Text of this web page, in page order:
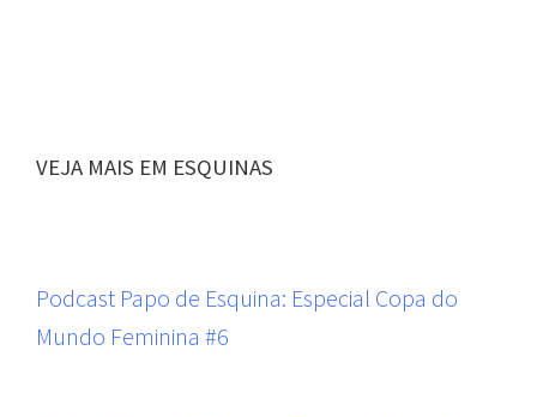
VEJA MAIS EM ESQUINAS
Podcast Papo de Esquina: Especial Copa do
Mundo Feminina #6